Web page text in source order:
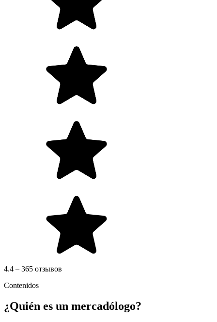
4.4 – 365 отзывов
Contenidos
¿Quién es un mercadólogo?